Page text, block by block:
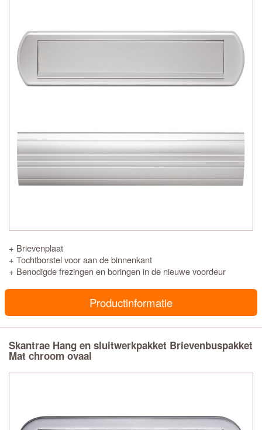
+ Brievenplaat
+ Tochtborstel voor aan de binnenkant
+ Benodigde frezingen en boringen in de nieuwe voordeur
Productinformatie
Skantrae Hang en sluitwerkpakket Brievenbuspakket
Mat chroom ovaal